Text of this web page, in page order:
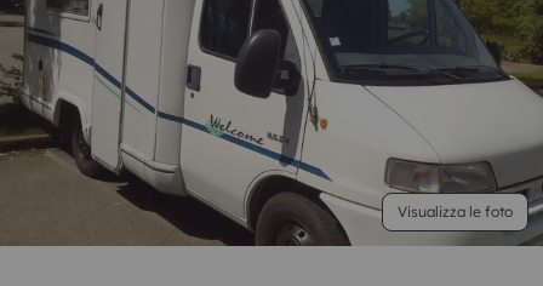
Visualizza le foto